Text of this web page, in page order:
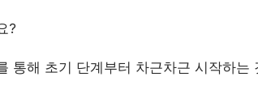
?
통해 초기 단계부터 차근차근 시작하는